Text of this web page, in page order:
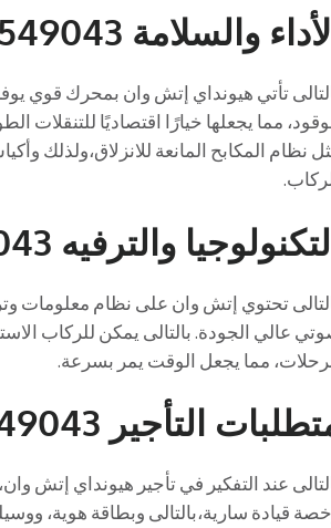
والسلامة 01016549043
تأتي هيونداي إتش وان بمحرك قوي
مما يجعلها خيارًا اقتصاديًا
نظام المكابح المانعة للانزلاق،ولذلك
والترفيه 01016549043
تحتوي إتش وان على نظام معلومات
عالي الجودة. بالتالى يمكن للركاب
مما يجعل الوقت يمر بسرعة.
التأجير 01016549043
عند التفكير في تأجير هيونداي إتش
قيادة سارية،بالتالى وبطاقة هوية،